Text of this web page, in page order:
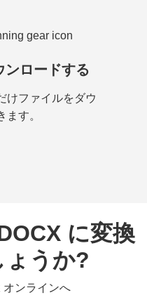
ンロードする
けファイルをダウ
ます。
に変換
うか?
オンラインへ